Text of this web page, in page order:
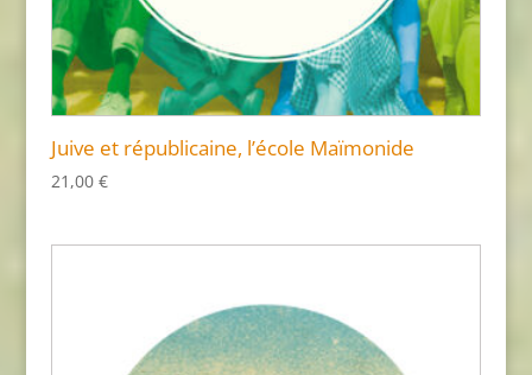
Juive et républicaine, l’école Maïmonide
21,00 €